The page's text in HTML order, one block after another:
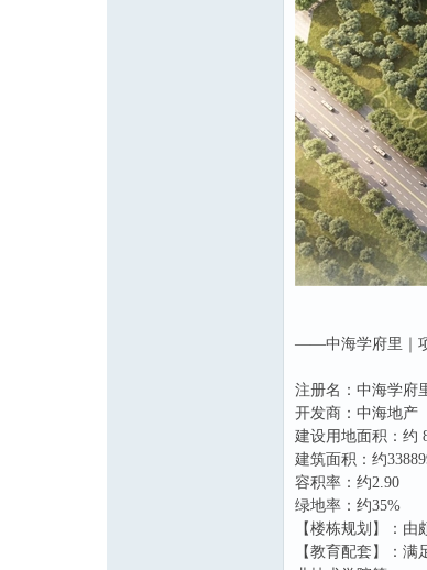
——中海学府里｜
注册名：中海学府
开发商：中海地产
建设用地面积：约
建筑面积：约
容积率：约2.90
绿地率：约35%
【楼栋规划】：
【教育配套】：